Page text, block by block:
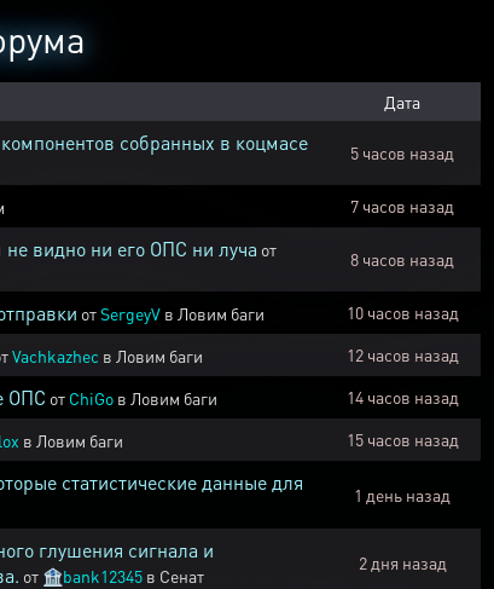
Дата
собранных в коцмасе 5 часов назад
7 часов назад
видно ни его ОПС ни луча от
8 часов назад
отSergeyV в Ловим баги 10 часов назад
Vachkazhec в Ловим баги 12 часов назад
ОПС от ChiGo в Ловим баги 14 часов назад
в Ловим баги 15 часов назад
статистические данные для
1 день назад
глушения сигнала и
от 🏦bank12345 в Сенат
2 дня назад